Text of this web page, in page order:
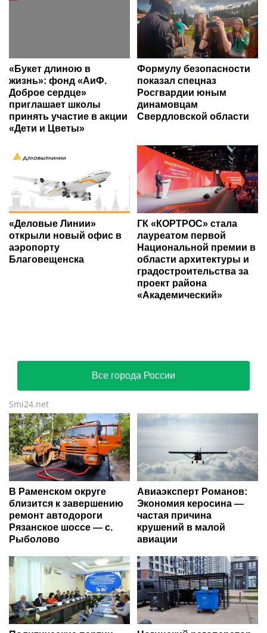
«Букет длиною в
жизнь»: фонд «АиФ.
Доброе сердце»
приглашает школы
принять участие в акции
«Дети и Цветы»
Формулу безопасности
показал спецназ
Росгвардии юным
динамовцам
Свердловской области
«Деловые Линии»
открыли новый офис в
аэропорту
Благовещенска
ГК «КОРТРОС» стала
лауреатом первой
Национальной премии в
области архитектуры и
градостроительства за
проект района
«Академический»
Все города России
Smi24.net
В Раменском округе
близится к завершению
ремонт автодороги
Рязанское шоссе — с.
Рыболово
Авиаэксперт Романов:
Экономия керосина —
частая причина
крушений в малой
авиации